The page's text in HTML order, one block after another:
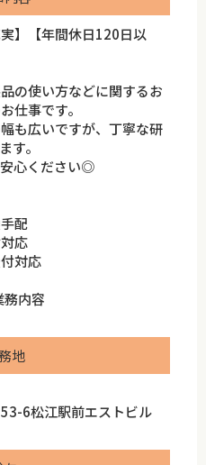
】【年間休日120日以
の使い方などに関するお
仕事です。
も広いですが、丁寧な研
す。
心ください◎
配
応
対応
内容
地
6松江駅前エストビル